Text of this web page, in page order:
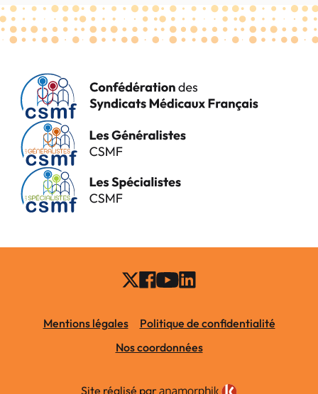
Mentions légales
Politique de confidentialité
Nos coordonnées
Site réalisé par